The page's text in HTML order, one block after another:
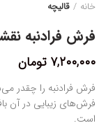
خانه قالیچه
فرش فرادنبه
۷,۲۰۰,۰۰۰ تومان
فرش فرادنبه را چقدر
فرش‌های زیبایی در آن
است.